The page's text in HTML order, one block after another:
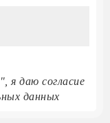
я даю согласие
данных